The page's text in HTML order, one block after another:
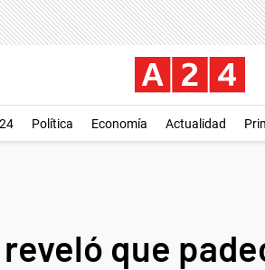
Política Economía Actualidad
que